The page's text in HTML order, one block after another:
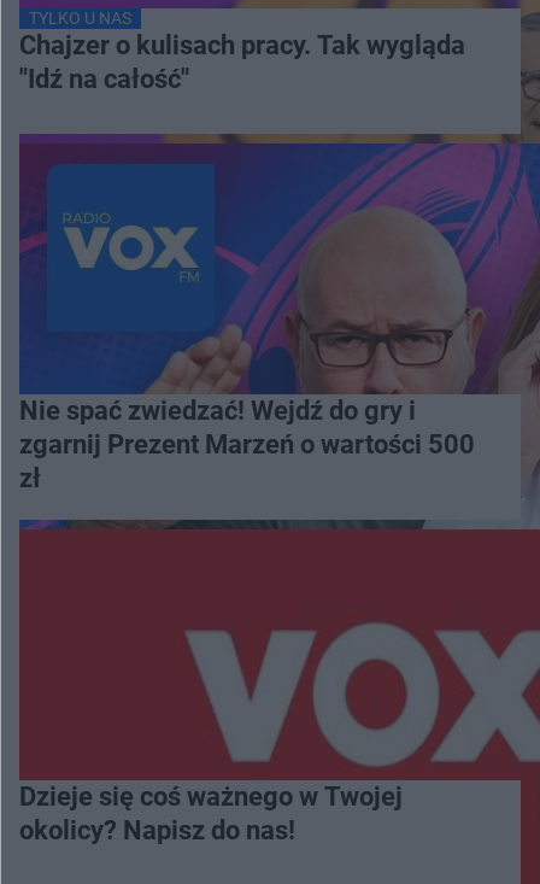
TYLKO U NAS
Chajzer o kulisach pracy. Tak wygląda
"Idź na całość"
Nie spać zwiedzać! Wejdź do gry i
zgarnij Prezent Marzeń o wartości 500
zł
Dzieje się coś ważnego w Twojej
okolicy? Napisz do nas!